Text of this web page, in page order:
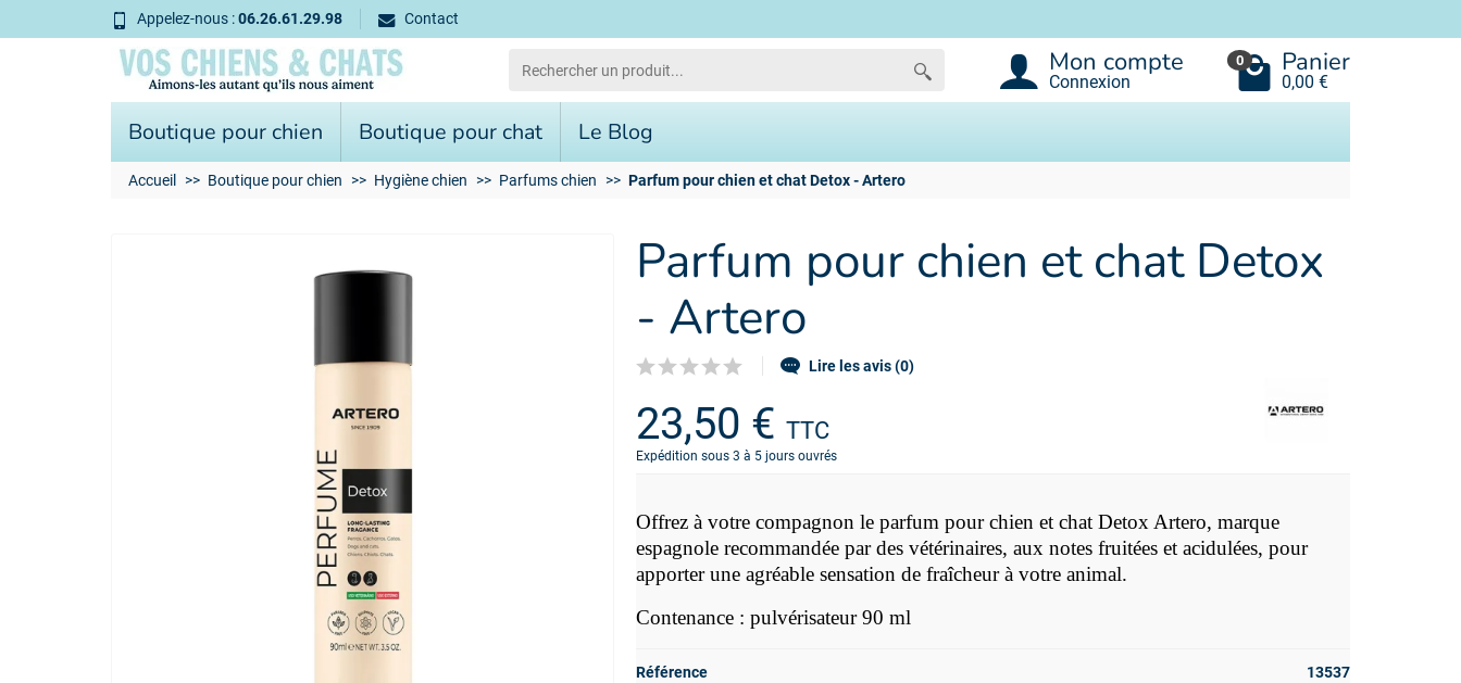
Appelez-nous :06.26.61.29.98 Contact
Mon compte
Connexion
0 Panier
0,00 €
Boutique pour chien Boutique pour chat Le Blog
Accueil Boutique pour chien Hygiène chien Parfums chien Parfum pour chien et chat Detox - Artero
Parfum pour chien et chat Detox
- Artero
Lire les avis (0)
23,50 €TTC
Expédition sous 3 à 5 jours ouvrés
Offrez à votre compagnon le parfum pour chien et chat Detox Artero,marque
espagnole recommandée par des vétérinaires, aux notes fruitées et acidulées, pour
apporter une agréable sensation de fraîcheur à votre animal.
Contenance : pulvérisateur 90 ml
Référence 13537